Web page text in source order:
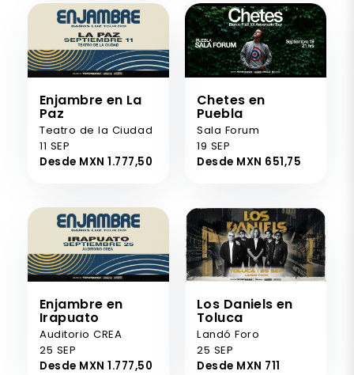
Enjambre en La
Paz
Teatro de la Ciudad
11 SEP
Desde MXN 1.777,50
Chetes en
Puebla
Sala Forum
19 SEP
Desde MXN 651,75
Enjambre en
Irapuato
Auditorio CREA
25 SEP
Desde MXN 1.777,50
Los Daniels en
Toluca
Landó Foro
25 SEP
Desde MXN 711